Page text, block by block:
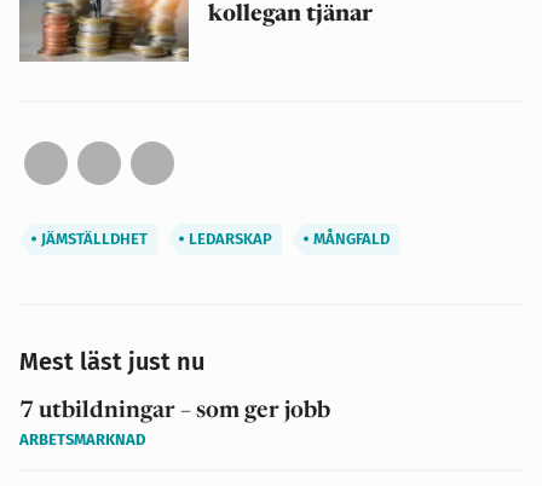
kollegan tjänar
JÄMSTÄLLDHET LEDARSKAP MÅNGFALD
Mest läst just nu
7 utbildningar – som ger jobb
ARBETSMARKNAD